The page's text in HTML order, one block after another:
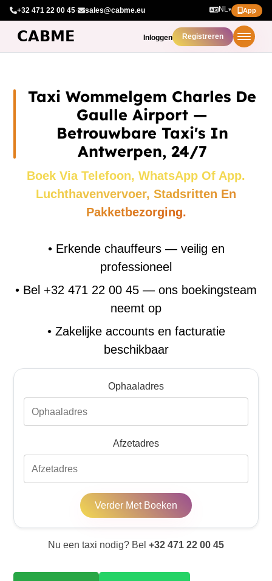
+32 471 22 00 45· sales@cabme.eu NL▾ App
Inloggen Registreren
Taxi Wommelgem Charles De
Gaulle Airport —
Betrouwbare Taxi's In
Antwerpen, 24/7
Boek Via Telefoon, WhatsApp Of App.
Luchthavenvervoer, Stadsritten En
Pakketbezorging.
• Erkende chauffeurs — veilig en
professioneel
• Bel +32 471 22 00 45 — ons boekingsteam
neemt op
• Zakelijke accounts en facturatie
beschikbaar
Ophaaladres
Afzetadres
Verder Met Boeken
Nu een taxi nodig? Bel +32 471 22 00 45